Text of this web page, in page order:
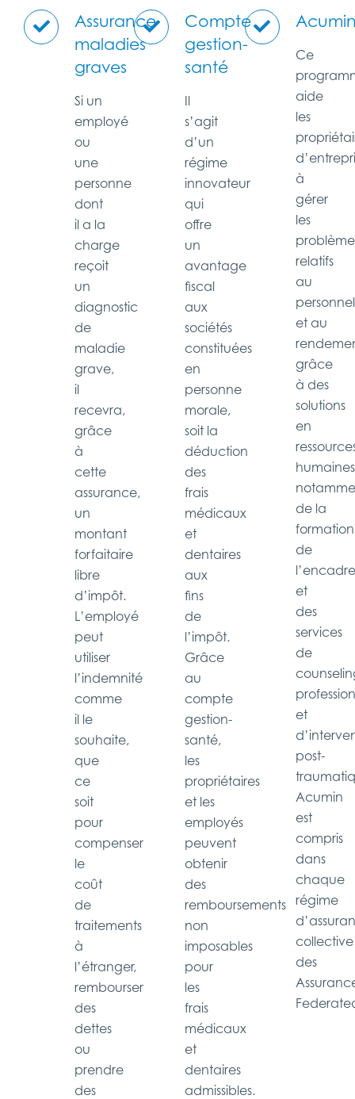
Assurance
maladies
graves
Si un
employé
ou
une
personne
dont
il a la
charge
reçoit
un
diagnostic
de
maladie
grave,
il
recevra,
grâce
à
cette
assurance,
un
montant
forfaitaire
libre
d’impôt.
L’employé
peut
utiliser
l’indemnité
comme
il le
souhaite,
que
ce
soit
pour
compenser
le
coût
de
traitements
à
l’étranger,
rembourser
des
dettes
ou
prendre
des
Compte
gestion-
santé
Il
s’agit
d’un
régime
innovateur
qui
offre
un
avantage
fiscal
aux
sociétés
constituées
en
personne
morale,
soit la
déduction
des
frais
médicaux
et
dentaires
aux
fins
de
l’impôt.
Grâce
au
compte
gestion-
santé,
les
propriétaires
et les
employés
peuvent
obtenir
des
remboursements
non
imposables
pour
les
frais
médicaux
et
dentaires
admissibles.
Ce
aide
les
à
gérer
les
relatifs
au
personnel
et au
grâce
à des
solutions
en
de la
de
et
des
services
de
et
post-
Acumin
est
compris
dans
chaque
régime
collective
des